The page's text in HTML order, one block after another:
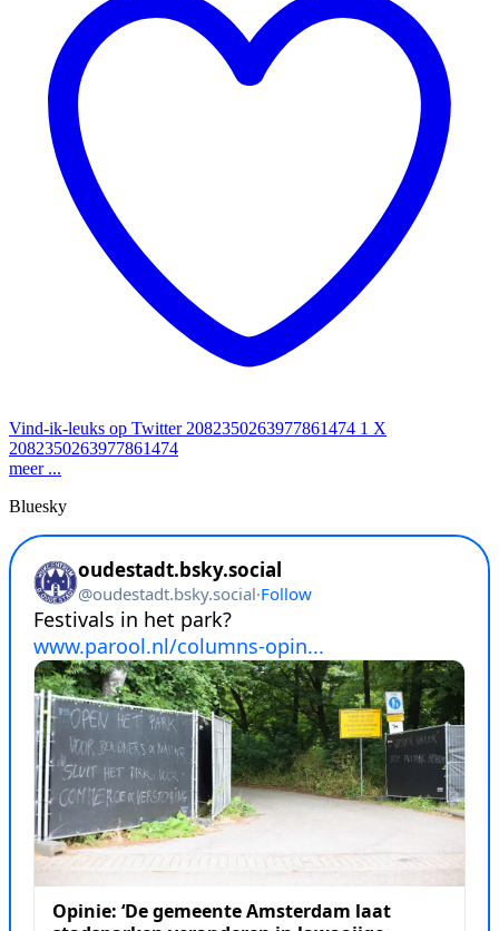
Vind-ik-leuks op Twitter 2082350263977861474 1 X
2082350263977861474
meer ...
Bluesky